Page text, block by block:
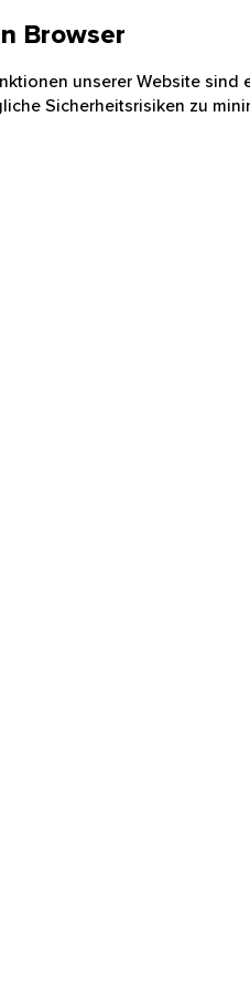
Browser
unserer Website
Sicherheitsrisiken zu